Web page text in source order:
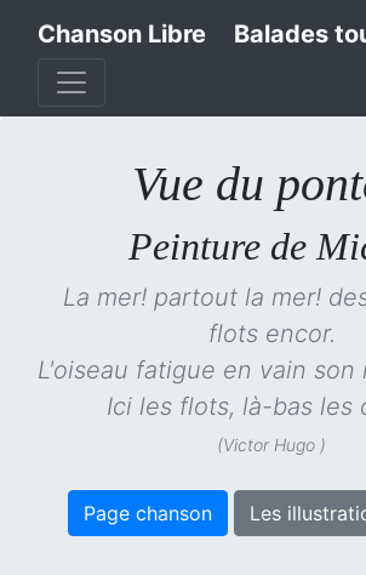
Chanson Libre Balades
Vue du
Peinture de
La mer! partout la mer!
flots encor.
L'oiseau fatigue en vain son
Ici les flots, là-bas les
(Victor Hugo )
Page chanson Les